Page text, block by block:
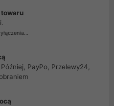
towaru
Później, PayPo, Przelewy24,